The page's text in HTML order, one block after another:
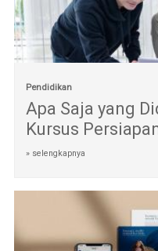
Pendidikan
Apa Saja yang
Kursus
» selengkapnya